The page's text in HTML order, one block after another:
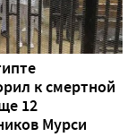
к смертной
12
Мурси